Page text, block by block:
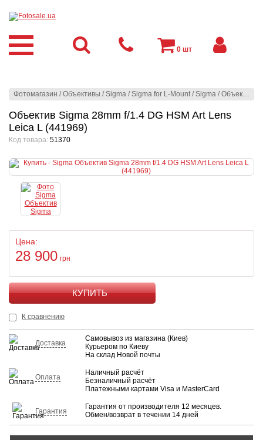
Фотомагазин /Объективы /Sigma /Sigma for L-Mount /Sigma /Объектив Sigma 28mm f/1.4 DG HSM Art Lens Leica L (441969)
Объектив Sigma 28mm f/1.4 DG HSM Art Lens
Leica L (441969)
Код товара: 51370
Цена:
28 900 грн
КУПИТЬ
К сравнению
Доставка
Самовывоз из магазина (Киев)
Курьером по Киеву
На склад Новой почты
Оплата
Наличный расчёт
Безналичный расчёт
Платежными картами Visa и MasterCard
Гарантия
Гарантия от производителя 12 месяцев.
Обмен/возврат в течении 14 дней
0 шт